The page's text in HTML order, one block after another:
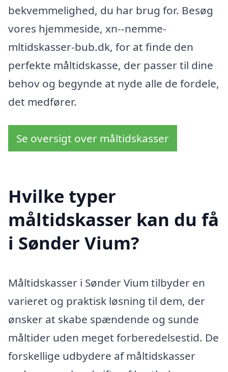
bekvemmelighed, du har brug for. Besøg
vores hjemmeside, xn--nemme-
mltidskasser-bub.dk, for at finde den
perfekte måltidskasse, der passer til dine
behov og begynde at nyde alle de fordele,
det medfører.
Se oversigt over måltidskasser
Hvilke typer
måltidskasser kan du få
i Sønder Vium?
Måltidskasser i Sønder Vium tilbyder en
varieret og praktisk løsning til dem, der
ønsker at skabe spændende og sunde
måltider uden meget forberedelsestid. De
forskellige udbydere af måltidskasser